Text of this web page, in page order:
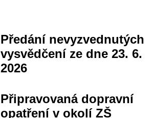
Předání nevyzvednutých
vysvědčení ze dne 23. 6.
2026
Připravovaná dopravní
opatření v okolí ZŠ